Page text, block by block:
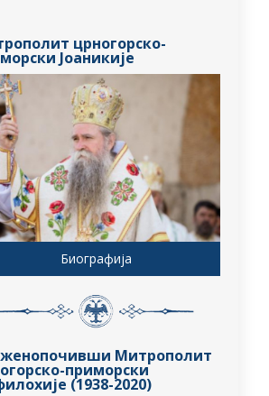
црногорско-
Јоаникије
Биографија
Митрополит
приморски
(1938-2020)